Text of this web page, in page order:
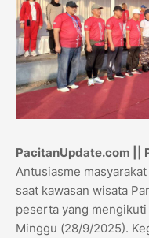
PacitanUpdate.com ||
Antusiasme
saat kawasan wisata
peserta yang mengikuti
Minggu (28/9/2025).